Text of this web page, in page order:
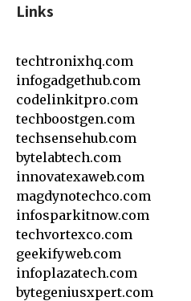
Links
techtronixhq.com
infogadgethub.com
codelinkitpro.com
techboostgen.com
techsensehub.com
bytelabtech.com
innovatexaweb.com
magdynotechco.com
infosparkitnow.com
techvortexco.com
geekifyweb.com
infoplazatech.com
bytegeniusxpert.com